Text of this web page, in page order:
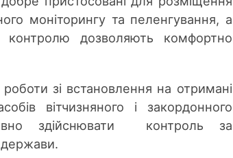
моніторингу та пеленгування, а
контролю дозволяють комфортно
зі встановлення на отримані
вітчизняного і закордонного
здійснювати контроль за
держави.